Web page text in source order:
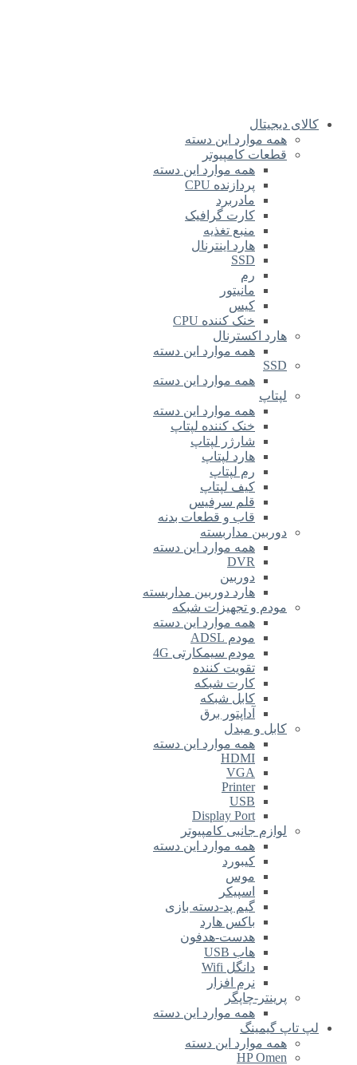
کالای دیجیتال
همه موارد این دسته
قطعات کامپیوتر
همه موارد این دسته
پردازنده CPU
مادربرد
کارت گرافیک
منبع تغذیه
هارد اینترنال
SSD
رم
مانیتور
کیس
خنک کننده CPU
هارد اکسترنال
همه موارد این دسته
SSD
همه موارد این دسته
لپتاپ
همه موارد این دسته
خنک کننده لپتاپ
شارژر لپتاپ
هارد لپتاپ
رم لپتاپ
کیف لپتاپ
قلم سرفیس
قاب و قطعات بدنه
دوربین مداربسته
همه موارد این دسته
DVR
دوربین
هارد دوربین مداربسته
مودم و تجهیزات شبکه
همه موارد این دسته
مودم ADSL
مودم سیمکارتی 4G
تقویت کننده
کارت شبکه
کابل شبکه
آداپتور برق
کابل و مبدل
همه موارد این دسته
HDMI
VGA
Printer
USB
Display Port
لوازم جانبی کامپیوتر
همه موارد این دسته
کیبورد
موس
اسپیکر
گیم پد-دسته بازی
باکس هارد
هدست-هدفون
هاب USB
دانگل Wifi
نرم افزار
پرینتر-چاپگر
همه موارد این دسته
لپ تاپ گیمینگ
همه موارد این دسته
HP Omen